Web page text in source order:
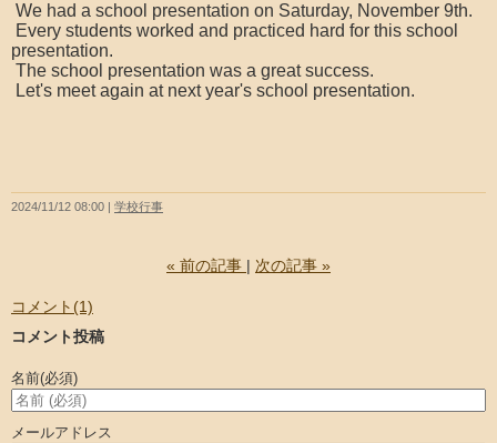
We had a school presentation on Saturday, November 9th.
Every students worked and practiced hard for this school
presentation.
The school presentation was a great success.
Let's meet again at next year's school presentation.
2024/11/12 08:00 学校行事
« 前の記事 次の記事 »
コメント(1)
コメント投稿
名前(必須)
メールアドレス